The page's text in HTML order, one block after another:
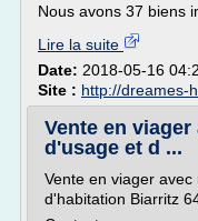
Nous avons 37 biens
Lire la suite
Date: 2018-05-16
Site : http://dreames-
Vente en
d'usage et d ...
Vente en viager
d'habitation Biarritz